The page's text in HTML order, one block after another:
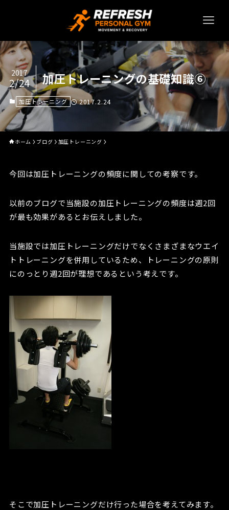
加圧トレーニングの基礎知識⑥
2017
2/24
加圧トレーニング 2017.2.24
ホーム ブログ 加圧トレーニング
今回は加圧トレーニングの頻度に関しての考察です。
以前のブログで当施設の加圧トレーニングの頻度は週2回
が最も効果があるとお伝えしました。
当施設では加圧トレーニングだけでなくさまざまなウエイ
トトレーニングを併用しているため、トレーニングの原則
にのっとり週2回が理想であるという考えです。
そこで加圧トレーニングだけ行った場合を考えてみます。